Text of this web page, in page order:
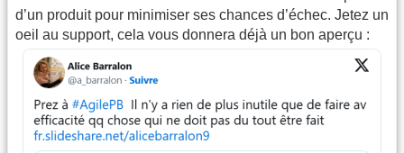
d’un produit pour minimiser ses chances d’échec. Jetez un
oeil au support, cela vous donnera déjà un bon aperçu :